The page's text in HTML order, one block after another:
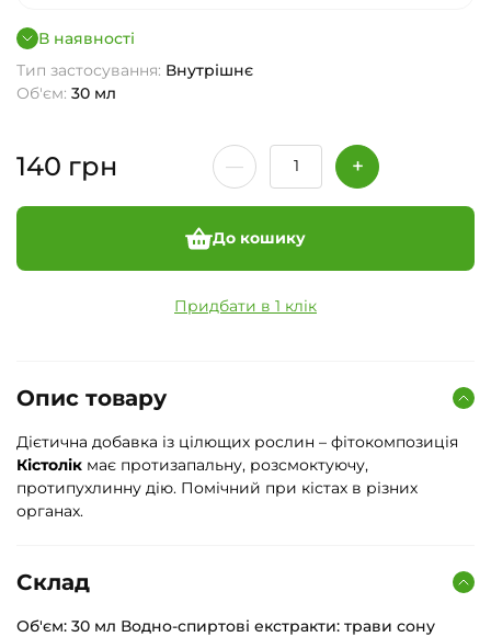
В наявності
Тип застосування: Внутрішнє
Об'єм: 30 мл
140 грн
До кошику
Придбати в 1 клік
Опис товару
Дієтична добавка із цілющих рослин – фітокомпозиція
Кістолік має протизапальну, розсмоктуючу,
протипухлинну дію. Помічний при кістах в різних
органах.
Склад
Об'єм: 30 мл Водно-спиртові екстракти: трави сону